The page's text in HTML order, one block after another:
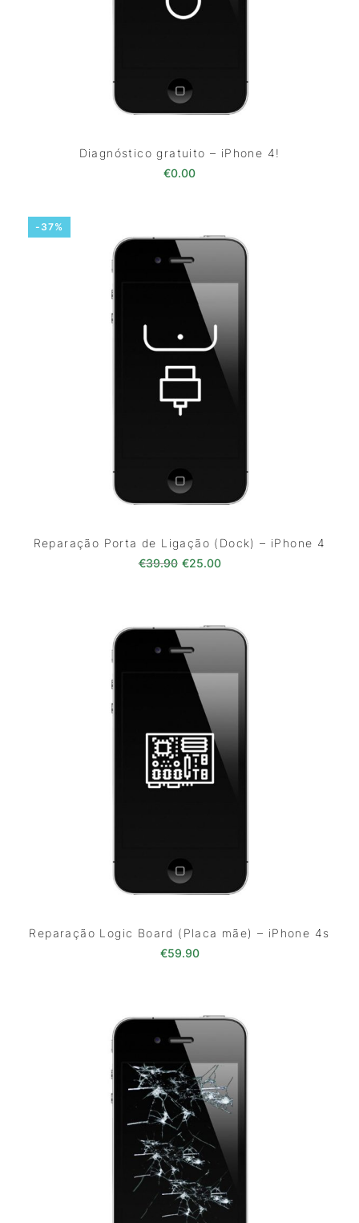
Diagnóstico gratuito – iPhone 4!
€0.00
-37%
Reparação Porta de Ligação (Dock) – iPhone 4
€39.90 O preço original era: €39.90.
€25.00O preço atual é:
Reparação Logic Board (Placa mãe) – iPhone 4s
€59.90